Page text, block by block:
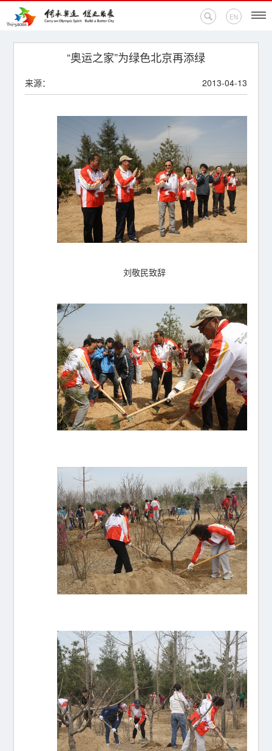
EN
新闻中心
活动专题
奥运百科
奥促机构
奥运之家
联系我们
“奥运之家”为绿色北京再添绿
来源： 2013-04-13
刘敬民致辞